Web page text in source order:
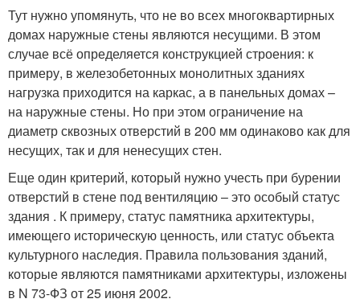
Тут нужно упомянуть, что не во всех многоквартирных
домах наружные стены являются несущими. В этом
случае всё определяется конструкцией строения: к
примеру, в железобетонных монолитных зданиях
нагрузка приходится на каркас, а в панельных домах –
на наружные стены. Но при этом ограничение на
диаметр сквозных отверстий в 200 мм одинаково как для
несущих, так и для ненесущих стен.
Еще один критерий, который нужно учесть при бурении
отверстий в стене под вентиляцию – это особый статус
здания . К примеру, статус памятника архитектуры,
имеющего историческую ценность, или статус объекта
культурного наследия. Правила пользования зданий,
которые являются памятниками архитектуры, изложены
в N 73-ФЗ от 25 июня 2002.